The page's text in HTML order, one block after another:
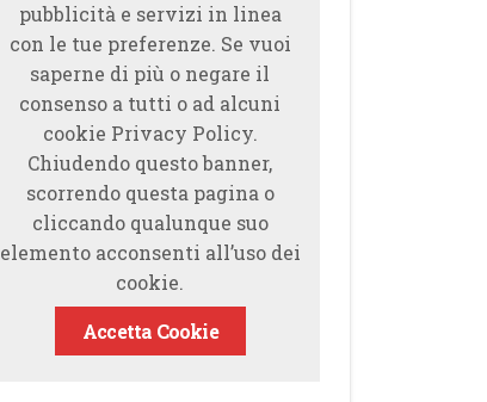
pubblicità e servizi in linea
con le tue preferenze. Se vuoi
saperne di più o negare il
consenso a tutti o ad alcuni
cookie Privacy Policy.
Chiudendo questo banner,
scorrendo questa pagina o
cliccando qualunque suo
elemento acconsenti all’uso dei
cookie.
Accetta Cookie